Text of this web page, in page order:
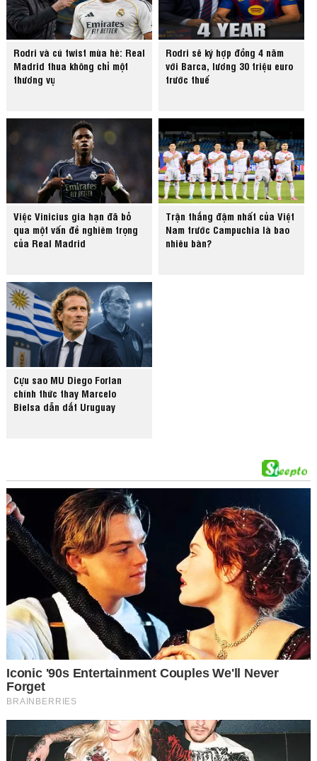
Rodri và cú twist mùa hè: Real
Madrid thua không chỉ một
thương vụ
Rodri sẽ ký hợp đồng 4 năm
với Barca, lương 30 triệu euro
trước thuế
Việc Vinicius gia hạn đã bỏ
qua một vấn đề nghiêm trọng
của Real Madrid
Trận thắng đậm nhất của Việt
Nam trước Campuchia là bao
nhiêu bàn?
Cựu sao MU Diego Forlan
chính thức thay Marcelo
Bielsa dẫn dắt Uruguay